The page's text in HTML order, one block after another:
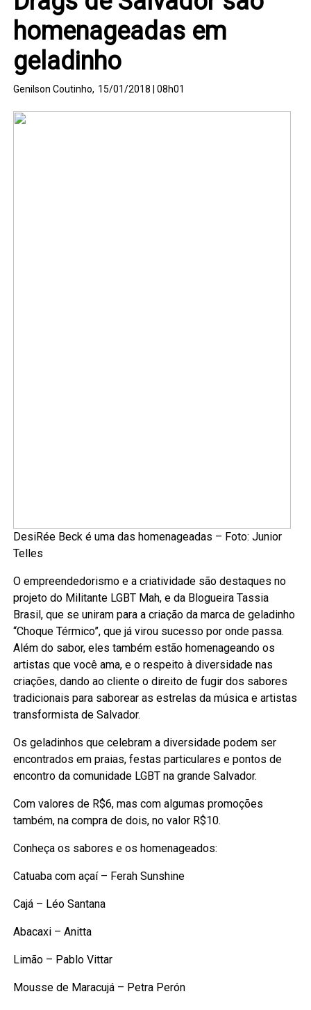
homenageadas em
geladinho
Genilson Coutinho, 15/01/2018 | 08h01
DesiRée Beck é uma das homenageadas – Foto: Junior
Telles
O empreendedorismo e a criatividade são destaques no
projeto do Militante LGBT Mah, e da Blogueira Tassia
Brasil, que se uniram para a criação da marca de geladinho
“Choque Térmico”, que já virou sucesso por onde passa.
Além do sabor, eles também estão homenageando os
artistas que você ama, e o respeito à diversidade nas
criações, dando ao cliente o direito de fugir dos sabores
tradicionais para saborear as estrelas da música e artistas
transformista de Salvador.
Os geladinhos que celebram a diversidade podem ser
encontrados em praias, festas particulares e pontos de
encontro da comunidade LGBT na grande Salvador.
Com valores de R$6, mas com algumas promoções
também, na compra de dois, no valor R$10.
Conheça os sabores e os homenageados:
Catuaba com açaí – Ferah Sunshine
Cajá – Léo Santana
Abacaxi – Anitta
Limão – Pablo Vittar
Mousse de Maracujá – Petra Perón